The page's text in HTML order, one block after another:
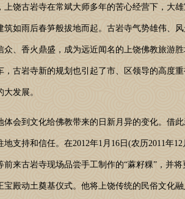
古岩寺在常斌大师多年的苦心经营下，大雄
筑如雨后春笋般拔地而起。古岩寺气势雄伟、
众、香火鼎盛，成为远近闻名的上饶佛教旅游
，古岩寺新的规划也引起了市、区领导的高度
发展。
到文化给佛教带来的日新月异的变化。借此
地支持和信任。在2012年1月16日(农历2011年
前来古岩寺现场品尝手工制作的“蔴籽粿”，并
宝殿动土奠基仪式。他将上饶传统的民俗文化